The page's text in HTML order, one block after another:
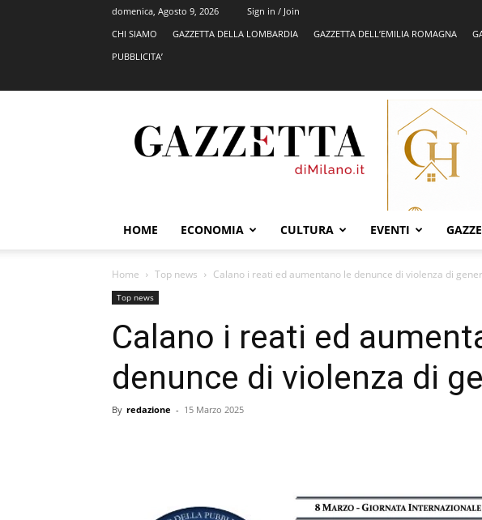
domenica, Agosto 9, 2026
Sign in / Join
CHI SIAMO
GAZZETTA DELLA LOMBARDIA GAZZETTA DELL’EMILIA ROMAGNA
PUBBLICITA’
HOME ECONOMIA CULTURA EVENTI
Home Top news Calano i reati ed aumentano le denunce di violenza di
Top news
Calano i reati ed
denunce di violenza di
By redazione - 15 Marzo 2025